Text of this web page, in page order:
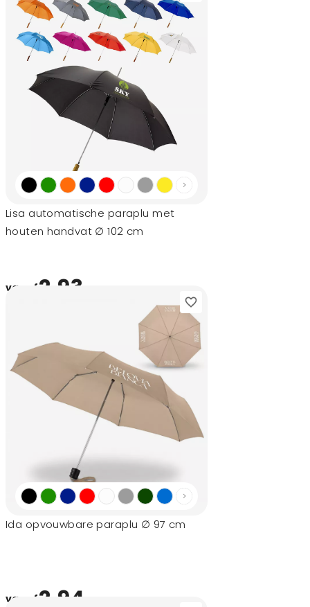
Lisa automatische paraplu met
houten handvat ∅ 102 cm
vanaf2,93
Ida opvouwbare paraplu ∅ 97 cm
vanaf2,94